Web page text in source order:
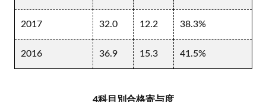
2017 32.0 12.2 38.3%
2016 36.9 15.3 41.5%
4科目別合格寄与度